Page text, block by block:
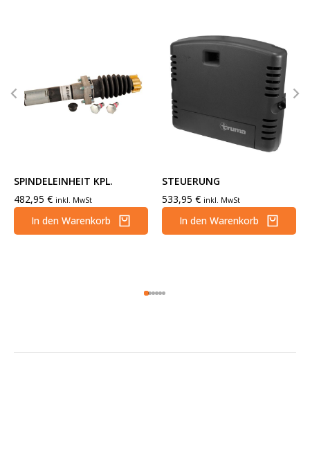
SPINDELEINHEIT KPL.
482,95 € inkl. MwSt
In den Warenkorb
STEUERUNG
533,95 € inkl. MwSt
In den Warenkorb